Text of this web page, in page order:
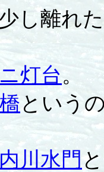
し離れた
灯台。
という
川水門